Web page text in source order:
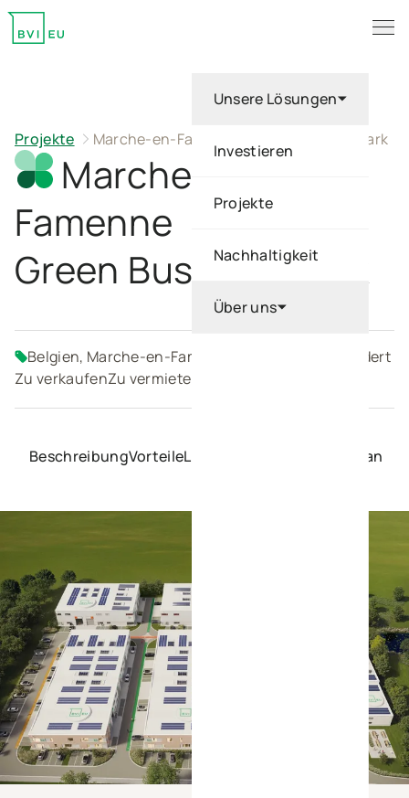
Unsere Lösungen
Investieren
Projekte
Nachhaltigkeit
Über uns
Plan
Marche-en-
Famenne
Green Business Park
Projekte Marche-en-Famenne Green Business Park
Belgien, Marche-en-Famenne
Maßgeschneidert
Zu verkaufenZu vermieten
BeschreibungVorteileLage Plan